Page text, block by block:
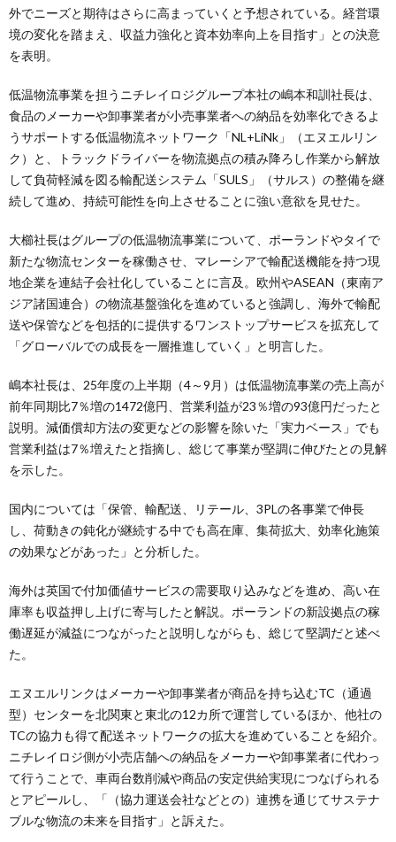
外でニーズと期待はさらに高まっていくと予想されている。経営環
境の変化を踏まえ、収益力強化と資本効率向上を目指す」との決意
を表明。
低温物流事業を担うニチレイロジグループ本社の嶋本和訓社長は、
食品のメーカーや卸事業者が小売事業者への納品を効率化できるよ
うサポートする低温物流ネットワーク「NL+LiNk」（エヌエルリン
ク）と、トラックドライバーを物流拠点の積み降ろし作業から解放
して負荷軽減を図る輸配送システム「SULS」（サルス）の整備を継
続して進め、持続可能性を向上させることに強い意欲を見せた。
大櫛社長はグループの低温物流事業について、ポーランドやタイで
新たな物流センターを稼働させ、マレーシアで輸配送機能を持つ現
地企業を連結子会社化していることに言及。欧州やASEAN（東南ア
ジア諸国連合）の物流基盤強化を進めていると強調し、海外で輸配
送や保管などを包括的に提供するワンストップサービスを拡充して
「グローバルでの成長を一層推進していく」と明言した。
嶋本社長は、25年度の上半期（4～9月）は低温物流事業の売上高が
前年同期比7％増の1472億円、営業利益が23％増の93億円だったと
説明。減価償却方法の変更などの影響を除いた「実力ベース」でも
営業利益は7％増えたと指摘し、総じて事業が堅調に伸びたとの見解
を示した。
国内については「保管、輸配送、リテール、3PLの各事業で伸長
し、荷動きの鈍化が継続する中でも高在庫、集荷拡大、効率化施策
の効果などがあった」と分析した。
海外は英国で付加価値サービスの需要取り込みなどを進め、高い在
庫率も収益押し上げに寄与したと解説。ポーランドの新設拠点の稼
働遅延が減益につながったと説明しながらも、総じて堅調だと述べ
た。
エヌエルリンクはメーカーや卸事業者が商品を持ち込むTC（通過
型）センターを北関東と東北の12カ所で運営しているほか、他社の
TCの協力も得て配送ネットワークの拡大を進めていることを紹介。
ニチレイロジ側が小売店舗への納品をメーカーや卸事業者に代わっ
て行うことで、車両台数削減や商品の安定供給実現につなげられる
とアピールし、「（協力運送会社などとの）連携を通じてサステナ
ブルな物流の未来を目指す」と訴えた。